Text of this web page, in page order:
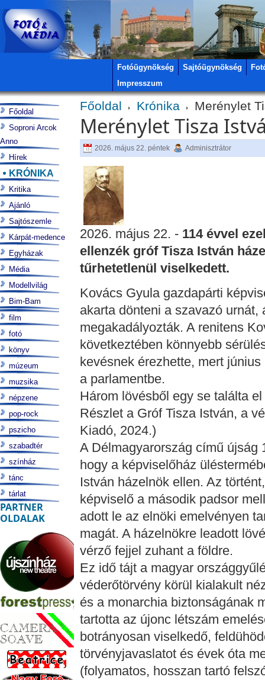
Fotóügynökség Sajtóügynökség
Impresszum
Főoldal Krónika Merénylet
Merénylet Tisza
2026. május 22. péntek Adminisztrátor
2026. május 22. -114 évvel
ellenzék gróf Tisza István
tűrhetetlenül viselkedett.
Kovács Gyula gazdapárti
akarta dönteni a szavazó
megakadályozták. A renitens
következtében könnyebb
kevésnek érezhette, mert
a parlamentbe.
Három lövésből egy se találta
Részlet a Gróf Tisza István, a
Kiadó, 2024.)
A Délmagyarország című újság
hogy a képviselőház
István házelnök ellen. Az
képviselő a második padsor
adott le az elnöki emelvényen
magát. A házelnökre leadott
vérző fejjel zuhant a földre.
Ez idő tájt a magyar
véderőtörvény körül kialakult
és a monarchia biztonságának
tartotta az újonc létszám
botrányosan viselkedő,
törvényjavaslatot és évek óta
(folyamatos, hosszan tartó
Főoldal
Soproni Arcok
Anno
Hírek
KRÓNIKA
Kritika
Ajánló
Sajtószemle
Kárpát-medence
Egyházak
Média
Modellvilág
Bim-Bam
film
fotó
könyv
múzeum
muzsika
népzene
pop-rock
pszicho
szabadtér
színház
tánc
tárlat
PARTNER
OLDALAK